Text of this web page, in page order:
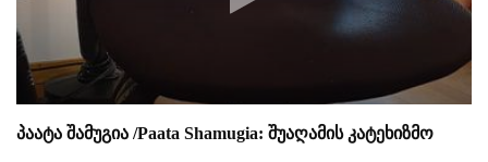
პაატა შამუგია /Paata Shamugia: შუაღამის კატეხიზმო